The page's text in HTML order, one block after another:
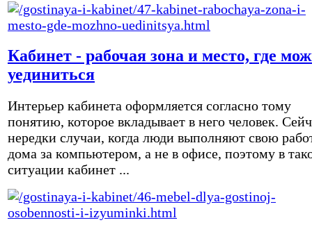
Кабинет - рабочая зона и место, где
уединиться
Интерьер кабинета оформляется согласно тому
понятию, которое вкладывает в него человек.
нередки случаи, когда люди выполняют свою
дома за компьютером, а не в офисе, поэтому в
ситуации кабинет ...